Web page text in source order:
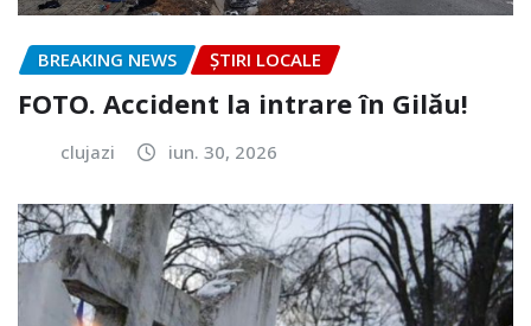
BREAKING NEWS ȘTIRI LOCALE
FOTO. Accident la intrare în Gilău!
clujazi iun. 30, 2026